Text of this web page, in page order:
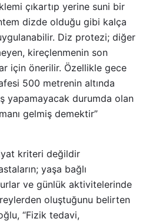
çıkartıp yerine suni bir
dizde olduğu gibi kalça
Diz protezi; diğer
kireçlenmenin son
için önerilir. Özellikle gece
500 metrenin altında
yapamayacak durumda olan
gelmiş demektir”
kriteri değildir
yaşa bağlı
ve günlük aktivitelerinde
oluştuğunu belirten
“Fizik tedavi,